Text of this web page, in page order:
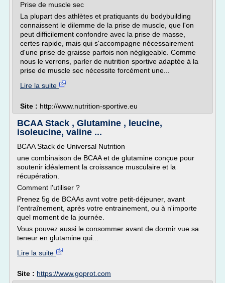
Prise de muscle sec
La plupart des athlètes et pratiquants du bodybuilding
connaissent le dilemme de la prise de muscle, que l'on
peut difficilement confondre avec la prise de masse,
certes rapide, mais qui s'accompagne nécessairement
d'une prise de graisse parfois non négligeable. Comme
nous le verrons, parler de nutrition sportive adaptée à la
prise de muscle sec nécessite forcément une...
Lire la suite
Site : http://www.nutrition-sportive.eu
BCAA Stack , Glutamine , leucine,
isoleucine, valine ...
BCAA Stack de Universal Nutrition
une combinaison de BCAA et de glutamine conçue pour
soutenir idéalement la croissance musculaire et la
récupération.
Comment l'utiliser ?
Prenez 5g de BCAAs avnt votre petit-déjeuner, avant
l'entraînement, après votre entrainement, ou à n'importe
quel moment de la journée.
Vous pouvez aussi le consommer avant de dormir vue sa
teneur en glutamine qui...
Lire la suite
Site : https://www.goprot.com